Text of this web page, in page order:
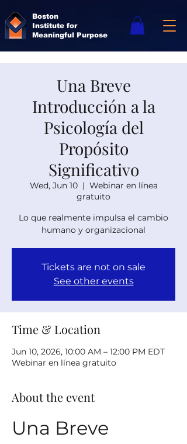
Boston
Institute for
Meaningful Purpose
Una Breve
Introducción a la
Psicología del
Propósito
Significativo
Wed, Jun 10
  |
Webinar en línea
gratuito
Lo que realmente impulsa el cambio
humano y organizacional
Tickets are not on sale
See other events
Time & Location
Jun 10, 2026, 10:00 AM – 12:00 PM EDT
Webinar en línea gratuito
About the event
Una Breve